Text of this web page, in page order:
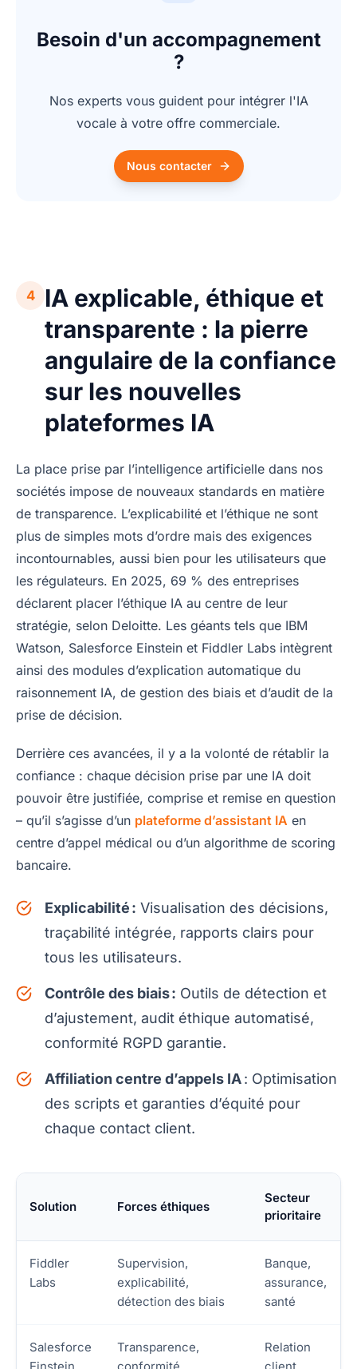
Besoin d'un accompagnement
?
Nos experts vous guident pour intégrer l'IA
vocale à votre offre commerciale.
Nous contacter
4
IA explicable, éthique et
transparente : la pierre
angulaire de la confiance
sur les nouvelles
plateformes IA
La place prise par l’intelligence artificielle dans nos
sociétés impose de nouveaux standards en matière
de transparence. L’explicabilité et l’éthique ne sont
plus de simples mots d’ordre mais des exigences
incontournables, aussi bien pour les utilisateurs que
les régulateurs. En 2025, 69 % des entreprises
déclarent placer l’éthique IA au centre de leur
stratégie, selon Deloitte. Les géants tels que IBM
Watson, Salesforce Einstein et Fiddler Labs intègrent
ainsi des modules d’explication automatique du
raisonnement IA, de gestion des biais et d’audit de la
prise de décision.
Derrière ces avancées, il y a la volonté de rétablir la
confiance : chaque décision prise par une IA doit
pouvoir être justifiée, comprise et remise en question
– qu’il s’agisse d’un plateforme d’assistant IA en
centre d’appel médical ou d’un algorithme de scoring
bancaire.
Explicabilité : Visualisation des décisions,
traçabilité intégrée, rapports clairs pour
tous les utilisateurs.
Contrôle des biais : Outils de détection et
d’ajustement, audit éthique automatisé,
conformité RGPD garantie.
Affiliation centre d’appels IA: Optimisation
des scripts et garanties d’équité pour
chaque contact client.
Solution Forces éthiques
Secteur
prioritaire
Fiddler
Labs
Supervision,
explicabilité,
détection des biais
Banque,
assurance,
santé
Salesforce
Transparence,
Relation